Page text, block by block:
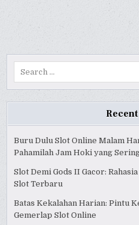
Buru Dulu Slot Online Malam
Pahamilah Jam Hoki yang
Slot Demi Gods II Gacor:
Slot Terbaru
Batas Kekalahan Harian: Pintu
Gemerlap Slot Online